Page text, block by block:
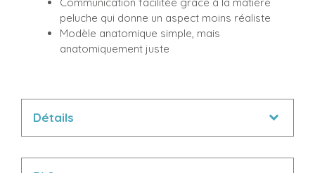
peluche qui donne un aspect moins réaliste
Modèle anatomique simple, mais
anatomiquement juste
Détails